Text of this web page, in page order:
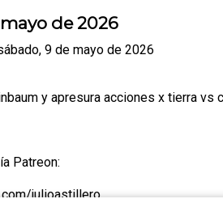
de 2026
9 de mayo de 2026
y apresura acciones x tierra
Patreon:
julioastillero